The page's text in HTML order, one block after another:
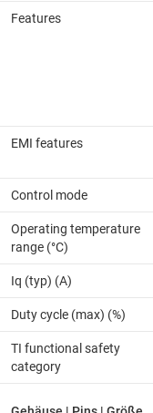
Features
EMI features
Control mode
Operating temperature
range (°C)
Iq (typ) (A)
Duty cycle (max) (%)
TI functional safety
category